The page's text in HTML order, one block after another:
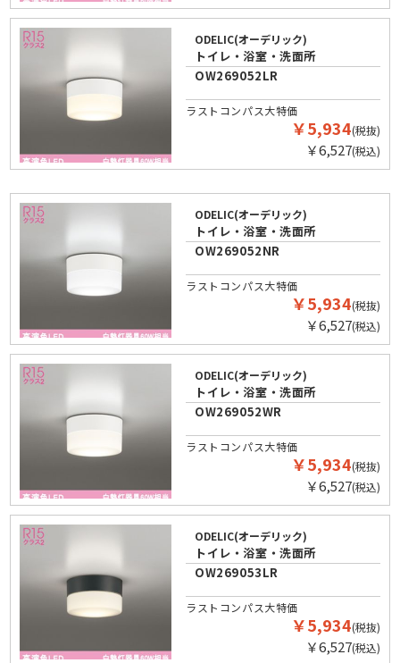
ODELIC(オーデリック)
トイレ・浴室・洗面所
OW269052LR
ラストコンパス大特価
￥5,934(税抜)
￥6,527(税込)
ODELIC(オーデリック)
トイレ・浴室・洗面所
OW269052NR
ラストコンパス大特価
￥5,934(税抜)
￥6,527(税込)
ODELIC(オーデリック)
トイレ・浴室・洗面所
OW269052WR
ラストコンパス大特価
￥5,934(税抜)
￥6,527(税込)
ODELIC(オーデリック)
トイレ・浴室・洗面所
OW269053LR
ラストコンパス大特価
￥5,934(税抜)
￥6,527(税込)